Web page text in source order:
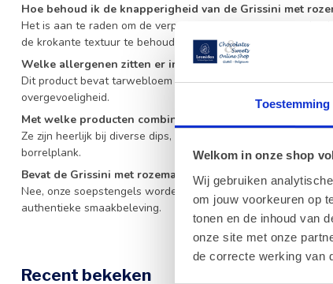
Toestemming
Welkom in onze shop
Wij gebruiken
om jouw voorkeuren op
tonen en de inhoud van
onze site met onze
de correcte werking van
Hoe behoud ik de knapperigheid van de Grissini met
Het is aan te raden om de verpakking na opening op een
de krokante textuur te behouden.
Welke allergenen zitten er in de Grissini met rozemarijn?
Dit product bevat tarwebloem en is daarmee een bron van
overgevoeligheid.
Met welke producten combineer ik deze soepstengels het
Ze zijn heerlijk bij diverse dips, zachte kazen, Italiaanse
borrelplank.
Bevat de Grissini met rozemarijn kunstmatige
Nee, onze soepstengels worden gemaakt met 100%
authentieke smaakbeleving.
Recent bekeken